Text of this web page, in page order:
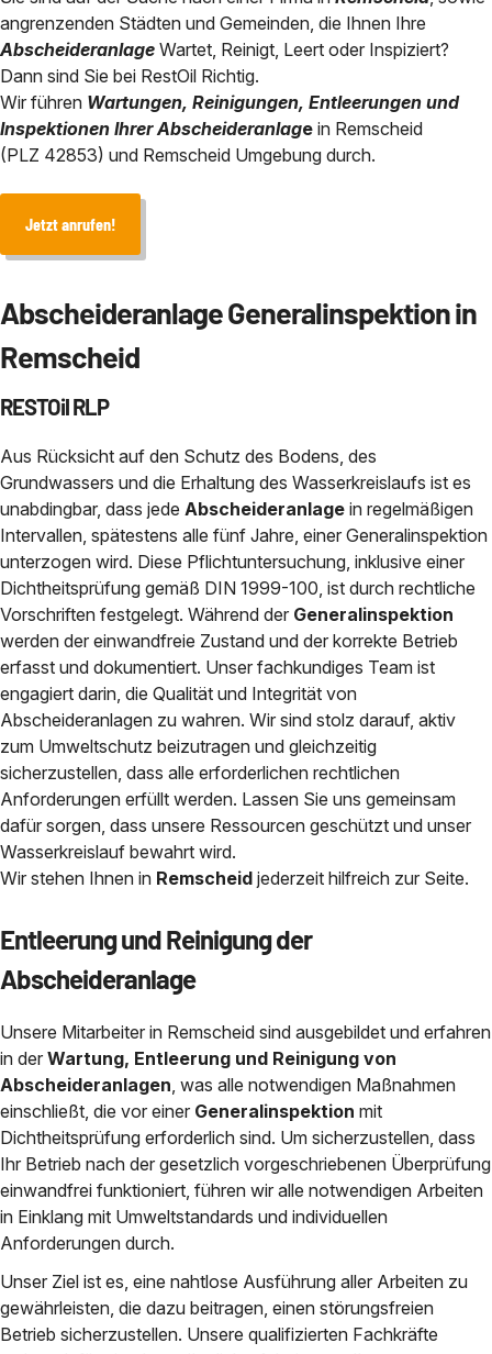
Abscheidersanierung
Chemisch physikalische
Bauhof / Feuerwehr
Service in der Nähe von
Baden-Württemberg
Über uns
Kontakt
angrenzenden Städten und Gemeinden, die Ihnen Ihre
Abscheideranlage Wartet, Reinigt, Leert oder Inspiziert?
Dann sind Sie bei RestOil Richtig.
Wir führen Wartungen, Reinigungen, Entleerungen und
Inspektionen Ihrer Abscheideranlage in Remscheid
(PLZ 42853) und Remscheid Umgebung durch.
Jetzt anrufen!
Abscheideranlage Generalinspektion in
Remscheid
RESTOil RLP
Aus Rücksicht auf den Schutz des Bodens, des
Grundwassers und die Erhaltung des Wasserkreislaufs ist es
unabdingbar, dass jede Abscheideranlage in regelmäßigen
Intervallen, spätestens alle fünf Jahre, einer Generalinspektion
unterzogen wird. Diese Pflichtuntersuchung, inklusive einer
Dichtheitsprüfung gemäß DIN 1999-100, ist durch rechtliche
Vorschriften festgelegt. Während der Generalinspektion
werden der einwandfreie Zustand und der korrekte Betrieb
erfasst und dokumentiert. Unser fachkundiges Team ist
engagiert darin, die Qualität und Integrität von
Abscheideranlagen zu wahren. Wir sind stolz darauf, aktiv
zum Umweltschutz beizutragen und gleichzeitig
sicherzustellen, dass alle erforderlichen rechtlichen
Anforderungen erfüllt werden. Lassen Sie uns gemeinsam
dafür sorgen, dass unsere Ressourcen geschützt und unser
Wasserkreislauf bewahrt wird.
Wir stehen Ihnen in Remscheid jederzeit hilfreich zur Seite.
Entleerung und Reinigung der
Abscheideranlage
Unsere Mitarbeiter in Remscheid sind ausgebildet und erfahren
in der Wartung, Entleerung und Reinigung von
Abscheideranlagen, was alle notwendigen Maßnahmen
einschließt, die vor einer Generalinspektion mit
Dichtheitsprüfung erforderlich sind. Um sicherzustellen, dass
Ihr Betrieb nach der gesetzlich vorgeschriebenen Überprüfung
einwandfrei funktioniert, führen wir alle notwendigen Arbeiten
in Einklang mit Umweltstandards und individuellen
Anforderungen durch.
Unser Ziel ist es, eine nahtlose Ausführung aller Arbeiten zu
gewährleisten, die dazu beitragen, einen störungsfreien
Betrieb sicherzustellen. Unsere qualifizierten Fachkräfte